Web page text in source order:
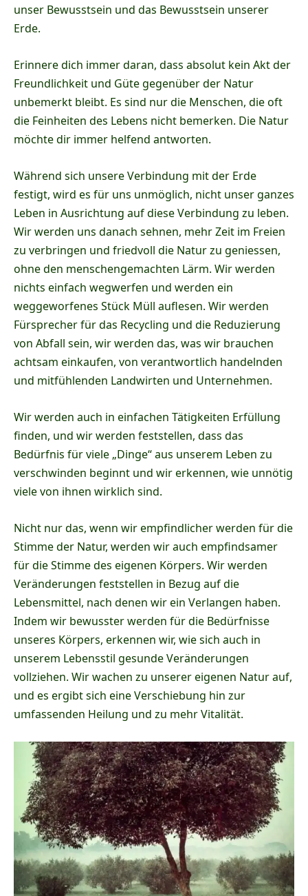
unser Bewusstsein und das Bewusstsein unserer
Erde.
Erinnere dich immer daran, dass absolut kein Akt der
Freundlichkeit und Güte gegenüber der Natur
unbemerkt bleibt. Es sind nur die Menschen, die oft
die Feinheiten des Lebens nicht bemerken. Die Natur
möchte dir immer helfend antworten.
Während sich unsere Verbindung mit der Erde
festigt, wird es für uns unmöglich, nicht unser ganzes
Leben in Ausrichtung auf diese Verbindung zu leben.
Wir werden uns danach sehnen, mehr Zeit im Freien
zu verbringen und friedvoll die Natur zu geniessen,
ohne den menschengemachten Lärm. Wir werden
nichts einfach wegwerfen und werden ein
weggeworfenes Stück Müll auflesen. Wir werden
Fürsprecher für das Recycling und die Reduzierung
von Abfall sein, wir werden das, was wir brauchen
achtsam einkaufen, von verantwortlich handelnden
und mitfühlenden Landwirten und Unternehmen.
Wir werden auch in einfachen Tätigkeiten Erfüllung
finden, und wir werden feststellen, dass das
Bedürfnis für viele „Dinge“ aus unserem Leben zu
verschwinden beginnt und wir erkennen, wie unnötig
viele von ihnen wirklich sind.
Nicht nur das, wenn wir empfindlicher werden für die
Stimme der Natur, werden wir auch empfindsamer
für die Stimme des eigenen Körpers. Wir werden
Veränderungen feststellen in Bezug auf die
Lebensmittel, nach denen wir ein Verlangen haben.
Indem wir bewusster werden für die Bedürfnisse
unseres Körpers, erkennen wir, wie sich auch in
unserem Lebensstil gesunde Veränderungen
vollziehen. Wir wachen zu unserer eigenen Natur auf,
und es ergibt sich eine Verschiebung hin zur
umfassenden Heilung und zu mehr Vitalität.